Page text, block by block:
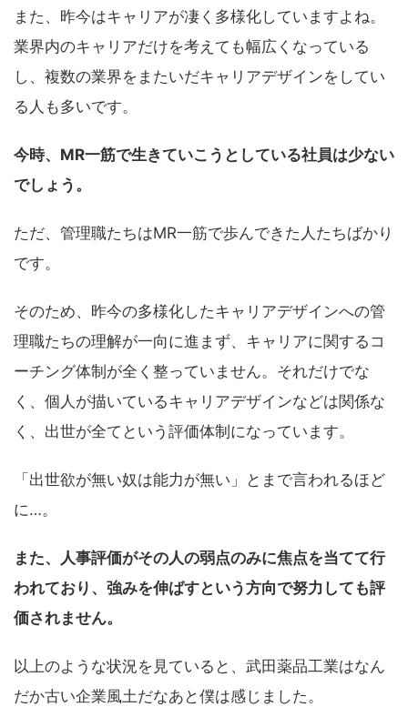
また、昨今はキャリアが凄く多様化していますよね。
業界内のキャリアだけを考えても幅広くなっている
し、複数の業界をまたいだキャリアデザインをしてい
る人も多いです。
今時、MR一筋で生きていこうとしている社員は少ない
でしょう。
ただ、管理職たちはMR一筋で歩んできた人たちばかり
です。
そのため、昨今の多様化したキャリアデザインへの管
理職たちの理解が一向に進まず、キャリアに関するコ
ーチング体制が全く整っていません。それだけでな
く、個人が描いているキャリアデザインなどは関係な
く、出世が全てという評価体制になっています。
「出世欲が無い奴は能力が無い」とまで言われるほど
に…。
また、人事評価がその人の弱点のみに焦点を当てて行
われており、強みを伸ばすという方向で努力しても評
価されません。
以上のような状況を見ていると、武田薬品工業はなん
だか古い企業風土だなあと僕は感じました。